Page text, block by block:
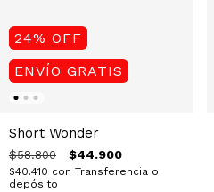
24% OFF
ENVÍO GRATIS
Short Wonder
$58.800 $44.900
$40.410 con Transferencia o
depósito